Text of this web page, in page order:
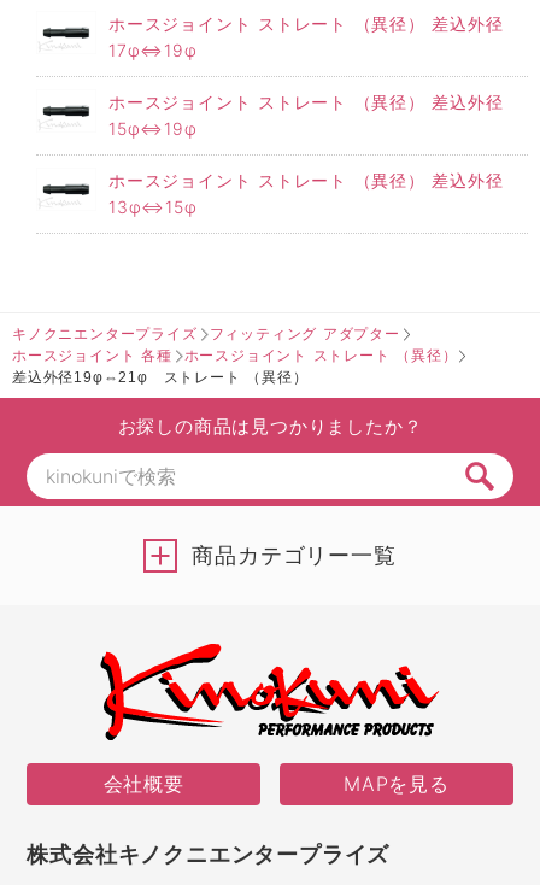
ホースジョイント ストレート （異径） 差込外径
17φ⇔19φ
ホースジョイント ストレート （異径） 差込外径
15φ⇔19φ
ホースジョイント ストレート （異径） 差込外径
13φ⇔15φ
キノクニエンタープライズ
フィッティング アダプター
ホースジョイント 各種
ホースジョイント ストレート （異径）
差込外径19φ⇔21φ ストレート （異径）
お探しの商品は見つかりましたか？
商品カテゴリー一覧
会社概要 MAPを見る
株式会社キノクニエンタープライズ